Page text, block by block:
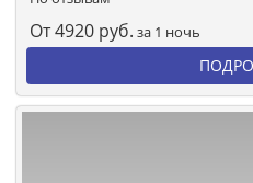
От4920 руб. за 1 ночь